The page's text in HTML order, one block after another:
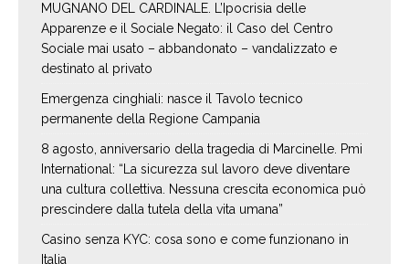
MUGNANO DEL CARDINALE. L’Ipocrisia delle
Apparenze e il Sociale Negato: il Caso del Centro
Sociale mai usato – abbandonato – vandalizzato e
destinato al privato
Emergenza cinghiali: nasce il Tavolo tecnico
permanente della Regione Campania
8 agosto, anniversario della tragedia di Marcinelle. Pmi
International: “La sicurezza sul lavoro deve diventare
una cultura collettiva. Nessuna crescita economica può
prescindere dalla tutela della vita umana”
Casino senza KYC: cosa sono e come funzionano in
Italia